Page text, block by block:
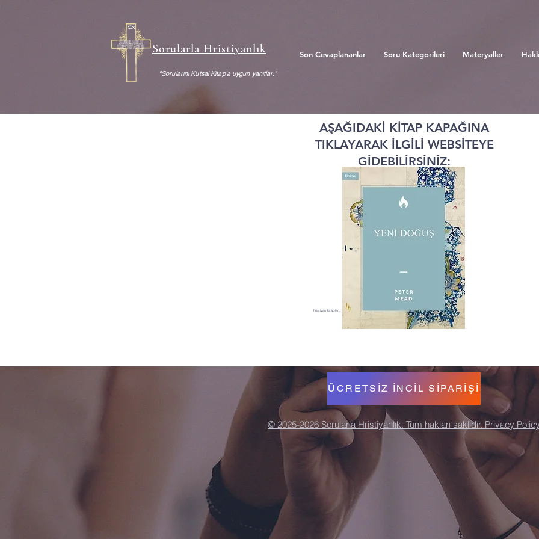
Sorularla Hristiyanlık
"Sorularını Kutsal Kitap'a uygun yanıtlar."
Son Cevaplananlar Soru Kategorileri Materyaller
AŞAĞIDAKİ KİTAP KAPAĞINA
TIKLAYARAK İLGİLİ WEBSİTEYE
GİDEBİLİRSİNİZ:
hristiyan kitapları, hristiyan kitaplar, ücretsiz hristiyan kitap, nabeel qureshi, ücretsiz kitap
ÜCRETSİZ İNCİL SİPARİŞİ
© 2025-2026 Sorularla Hristiyanlık. Tüm hakları saklıdır. Privacy